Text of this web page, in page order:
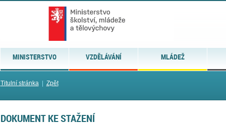
MINISTERSTVO VZDĚLÁVÁNÍ MLÁDEŽ
Titulní stránka| Zpět
DOKUMENT KE STAŽENÍ